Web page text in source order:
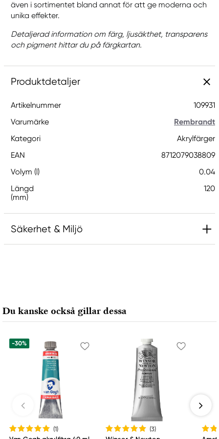
även i sortimentet bland annat för att ge moderna och
unika effekter.
Detaljerad information om färg, ljusäkthet, transparens
och pigment hittar du på färgkartan.
Produktdetaljer
Artikelnummer
109931
Varumärke
Rembrandt
Kategori
Akrylfärger
EAN
8712079038809
Volym (l)
0.04
Längd
(mm)
120
Säkerhet & Miljö
7311 PD Apeldoorn, Netherlands
info@royaltalens.com
Du kanske också gillar dessa
-30%
(1)
(3)